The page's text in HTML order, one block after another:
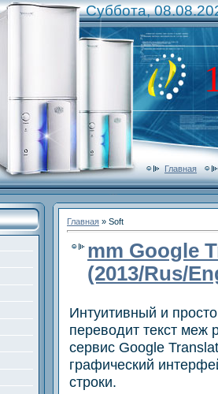
Суббота,
Главная
Главная » Soft
mm Google
(2013/Rus/
Интуитивный и
переводит текст
сервис Google
графический
строки.